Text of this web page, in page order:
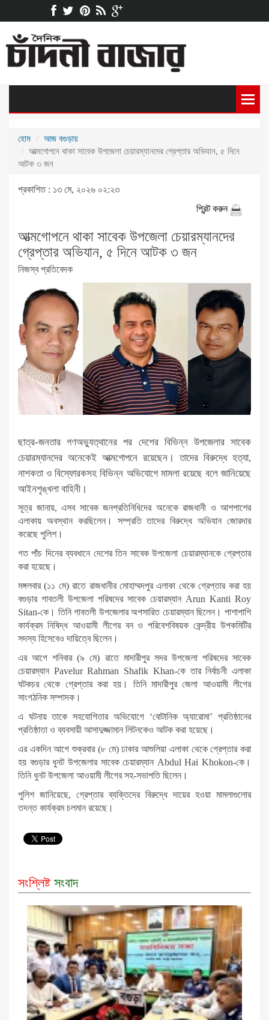
হোম
আজ বগুড়ায়
আত্মগোপনে থাকা সাবেক উপজেলা চেয়ারম্যানদের গ্রেপ্তার অভিযান, ৫ দিনে
আটক ৩ জন
প্রকাশিত : ১৩ মে, ২০২৬ ০২:২৩
প্রিন্ট করুন
আত্মগোপনে থাকা সাবেক উপজেলা চেয়ারম্যানদের
গ্রেপ্তার অভিযান, ৫ দিনে আটক ৩ জন
নিজস্ব প্রতিবেদক
ছাত্র-জনতার গণঅভ্যুত্থানের পর দেশের বিভিন্ন উপজেলার সাবেক
চেয়ারম্যানদের অনেকেই আত্মগোপনে রয়েছেন। তাদের বিরুদ্ধে হত্যা,
নাশকতা ও বিস্ফোরকসহ বিভিন্ন অভিযোগে মামলা রয়েছে বলে জানিয়েছে
আইনশৃঙ্খলা বাহিনী।
সূত্র জানায়, এসব সাবেক জনপ্রতিনিধিদের অনেকে রাজধানী ও আশপাশের
এলাকায় অবস্থান করছিলেন। সম্প্রতি তাদের বিরুদ্ধে অভিযান জোরদার
করেছে পুলিশ।
গত পাঁচ দিনের ব্যবধানে দেশের তিন সাবেক উপজেলা চেয়ারম্যানকে গ্রেপ্তার
করা হয়েছে।
মঙ্গলবার (১১ মে) রাতে রাজধানীর মোহাম্মদপুর এলাকা থেকে গ্রেপ্তার করা হয়
বগুড়ার গাবতলী উপজেলা পরিষদের সাবেক চেয়ারম্যান Arun Kanti Roy
Sitan-কে। তিনি গাবতলী উপজেলার অপসারিত চেয়ারম্যান ছিলেন। পাশাপাশি
কার্যক্রম নিষিদ্ধ আওয়ামী লীগের বন ও পরিবেশবিষয়ক কেন্দ্রীয় উপকমিটির
সদস্য হিসেবেও দায়িত্বে ছিলেন।
এর আগে শনিবার (৯ মে) রাতে মাদারীপুর সদর উপজেলা পরিষদের সাবেক
চেয়ারম্যান Pavelur Rahman Shafik Khan-কে তার নির্বাচনী এলাকা
ঘটকচর থেকে গ্রেপ্তার করা হয়। তিনি মাদারীপুর জেলা আওয়ামী লীগের
সাংগঠনিক সম্পাদক।
এ ঘটনায় তাকে সহযোগিতার অভিযোগে ‘বোটানিক অ্যারোমা’ প্রতিষ্ঠানের
প্রতিষ্ঠাতা ও ব্যবসায়ী আসাদুজ্জামান লিটনকেও আটক করা হয়েছে।
এর একদিন আগে শুক্রবার (৮ মে) ঢাকার আশুলিয়া এলাকা থেকে গ্রেপ্তার করা
হয় বগুড়ার ধুনট উপজেলার সাবেক চেয়ারম্যান Abdul Hai Khokon-কে।
তিনি ধুনট উপজেলা আওয়ামী লীগের সহ-সভাপতি ছিলেন।
পুলিশ জানিয়েছে, গ্রেপ্তার ব্যক্তিদের বিরুদ্ধে দায়ের হওয়া মামলাগুলোর
তদন্ত কার্যক্রম চলমান রয়েছে।
সংশ্লিষ্ট সংবাদ